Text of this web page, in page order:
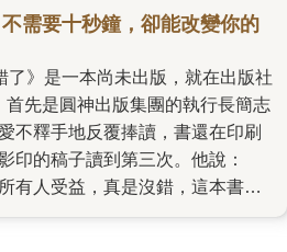
需要十秒鐘，卻能改變你的
先是圓神出版集團的執行長簡志
不釋手地反覆捧讀，書還在印刷
印的稿子讀到第三次。他說：
有人受益，真是沒錯，這本書能